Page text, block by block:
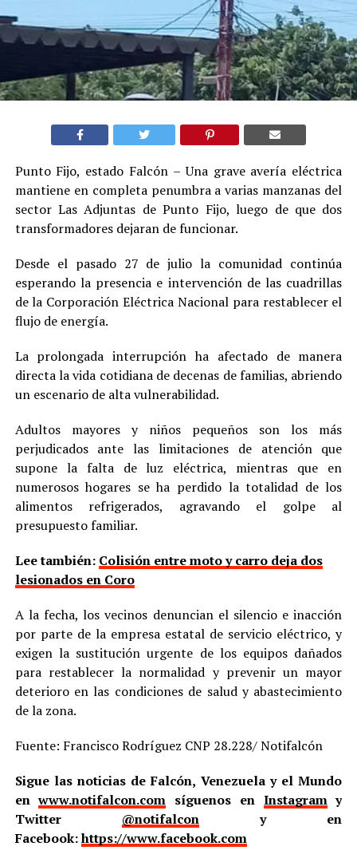
Punto Fijo, estado Falcón – Una grave avería eléctrica
mantiene en completa penumbra a varias manzanas del
sector Las Adjuntas de Punto Fijo, luego de que dos
transformadores dejaran de funcionar.
Desde el pasado 27 de julio la comunidad continúa
esperando la presencia e intervención de las cuadrillas
de la Corporación Eléctrica Nacional para restablecer el
flujo de energía.
La prolongada interrupción ha afectado de manera
directa la vida cotidiana de decenas de familias, abriendo
un escenario de alta vulnerabilidad.
Adultos mayores y niños pequeños son los más
perjudicados ante las limitaciones de atención que
supone la falta de luz eléctrica, mientras que en
numerosos hogares se ha perdido la totalidad de los
alimentos refrigerados, agravando el golpe al
presupuesto familiar.
Lee también: Colisión entre moto y carro deja dos
lesionados en Coro
A la fecha, los vecinos denuncian el silencio e inacción
por parte de la empresa estatal de servicio eléctrico, y
exigen la sustitución urgente de los equipos dañados
para restablecer la normalidad y prevenir un mayor
deterioro en las condiciones de salud y abastecimiento
de la zona.
Fuente: Francisco Rodríguez CNP 28.228/ Notifalcón
Sigue las noticias de Falcón, Venezuela y el Mundo
enwww.notifalcon.com síguenos en Instagramy
Twitter @notifalcony en
Facebook:https://www.facebook.com